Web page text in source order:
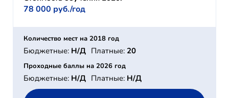
78 000 руб./год
Количество мест на 2018 год
Бюджетные: Н/Д Платные: 20
Проходные баллы на 2026 год
Бюджетные: Н/Д Платные: Н/Д